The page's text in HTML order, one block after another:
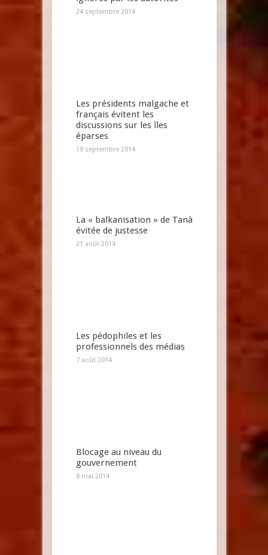
24 septembre 2014
Les présidents malgache et
français évitent les
discussions sur les îles
éparses
19 septembre 2014
La « balkanisation » de Tanà
évitée de justesse
21 août 2014
Les pédophiles et les
professionnels des médias
7 août 2014
Blocage au niveau du
gouvernement
8 mai 2014